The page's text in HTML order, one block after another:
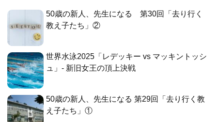
50歳の新人、先生になる 第30回「去り行く
教え子たち」②
世界水泳2025「レデッキー vs マッキントッシ
ュ」- 新旧女王の頂上決戦
50歳の新人、先生になる 第29回「去り行く教
え子たち」①